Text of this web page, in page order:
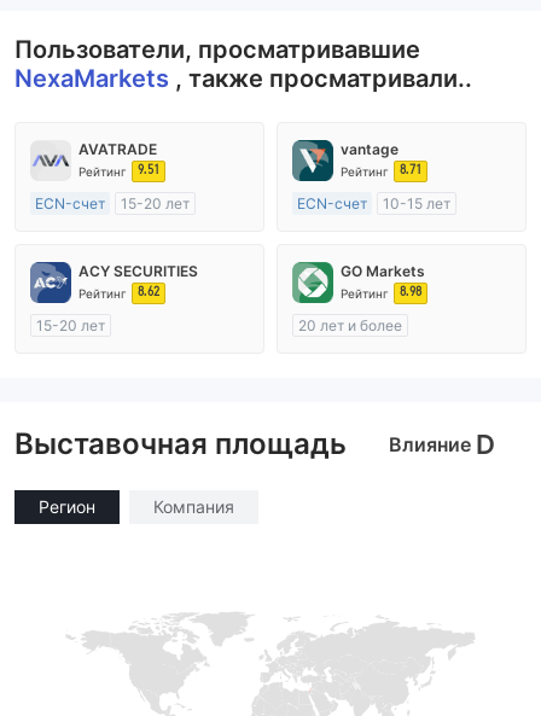
Пользователи, просматривавшие
NexaMarkets , также просматривали..
AVATRADE
Рейтинг 9.51
ECN-счет
15-20 лет
Маркет-Мейкинг (MM)
Основной стандарт MT4
vantage
Рейтинг 8.71
ECN-счет
10-15 лет
Маркет-Мейкинг (MM)
Основной стандарт MT4
ACY SECURITIES
Рейтинг 8.62
15-20 лет
GO Markets
Рейтинг 8.98
20 лет и более
Выставочная площадь Влияние D
Регион Компания